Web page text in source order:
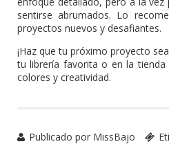
sentirse abrumados. Lo
proyectos nuevos y desafiantes.
¡Haz que tu próximo proyecto
tu librería favorita o en la
colores y creatividad.
Publicado por MissBajo